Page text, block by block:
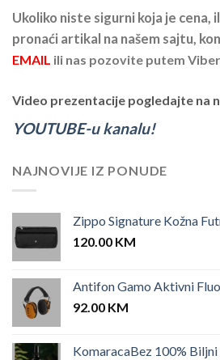
Ukoliko niste sigurni koja je cena,
pronaći artikal na našem sajtu,
EMAIL ili nas pozovite putem
Video prezentacije pogledajte na
YOUTUBE-u kanalu!
NAJNOVIJE IZ PONUDE
Zippo Signature Kožna
120.00 KM
Antifon Gamo Aktivni
92.00 KM
KomaracaBez 100%